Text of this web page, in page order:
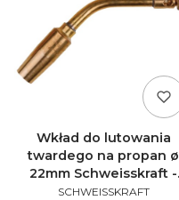
Wkład do lutowania
twardego na propan ø
22mm Schweisskraft -
1711409
PRODUCENT
SCHWEISSKRAFT